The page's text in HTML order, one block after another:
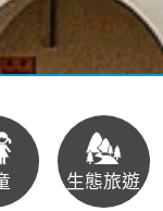
生態旅遊